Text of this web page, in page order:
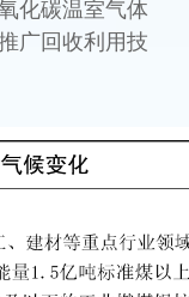
化碳温室气体
广回收利用技